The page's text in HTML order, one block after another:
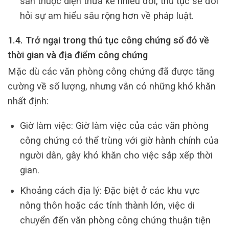
hỏi sự am hiểu sâu rộng hơn về pháp luật.
1.4. Trở ngại trong thủ tục công chứng sổ đỏ về
thời gian và địa điểm công chứng
Mặc dù các văn phòng công chứng đã được tăng
cường về số lượng, nhưng vẫn có những khó khăn
nhất định:
Giờ làm việc: Giờ làm việc của các văn phòng
công chứng có thể trùng với giờ hành chính của
người dân, gây khó khăn cho việc sắp xếp thời
gian.
Khoảng cách địa lý: Đặc biệt ở các khu vực
nông thôn hoặc các tỉnh thành lớn, việc di
chuyển đến văn phòng công chứng thuận tiện